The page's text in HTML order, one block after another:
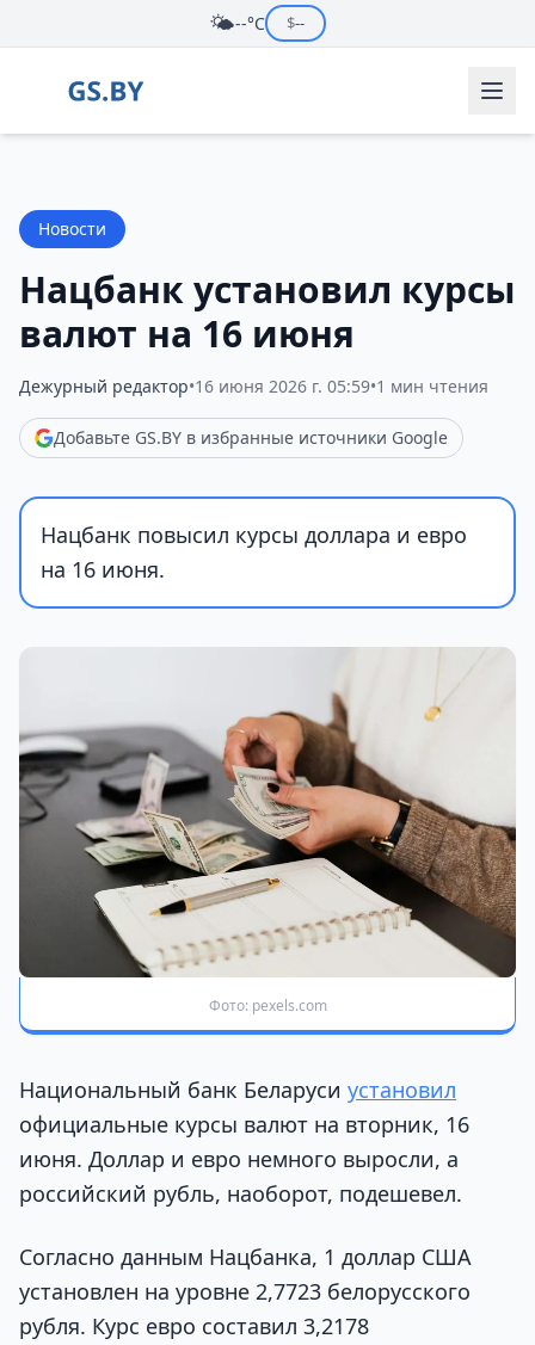
🌤️--°C $--
Новости
Нацбанк установил курсы
валют на 16 июня
Дежурный редактор•16 июня 2026 г. 05:59•1 мин чтения
Добавьте GS.BY в избранные источники Google
Нацбанк повысил курсы доллара и евро
на 16 июня.
Фото: pexels.com
Национальный банк Беларуси установил
официальные курсы валют на вторник, 16
июня. Доллар и евро немного выросли, а
российский рубль, наоборот, подешевел.
Согласно данным Нацбанка, 1 доллар США
установлен на уровне 2,7723 белорусского
рубля. Курс евро составил 3,2178